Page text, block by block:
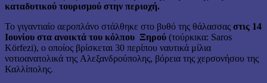
καταδυτικού τουρισμού στην περιοχή.
Το γιγαντιαίο αεροπλάνο στάλθηκε στο βυθό της θάλασσας στις 14
Ιουνίου στα ανοικτά του κόλπου Ξηρού (τούρκικα: Saros
Körfezi), ο οποίος βρίσκεται 30 περίπου ναυτικά μίλια
νοτιοανατολικά της Αλεξανδρούπολης, βόρεια της χερσονήσου της
Καλλίπολης.